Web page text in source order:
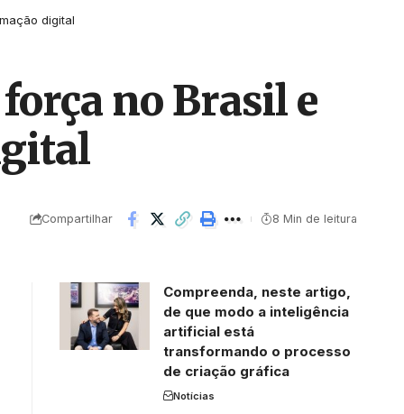
digital
no Brasil e
Compartilhar 8 Min de leitura
Compreenda, neste artigo,
de que modo a inteligência
artificial está
transformando o processo
de criação gráfica
Notícias